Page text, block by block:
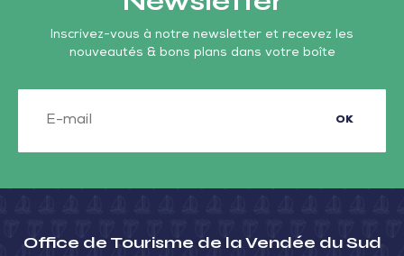
Inscrivez-vous à notre newsletter et recevez les
nouveautés & bons plans dans votre boîte
OK
Office de Tourisme de la Vendée du Sud